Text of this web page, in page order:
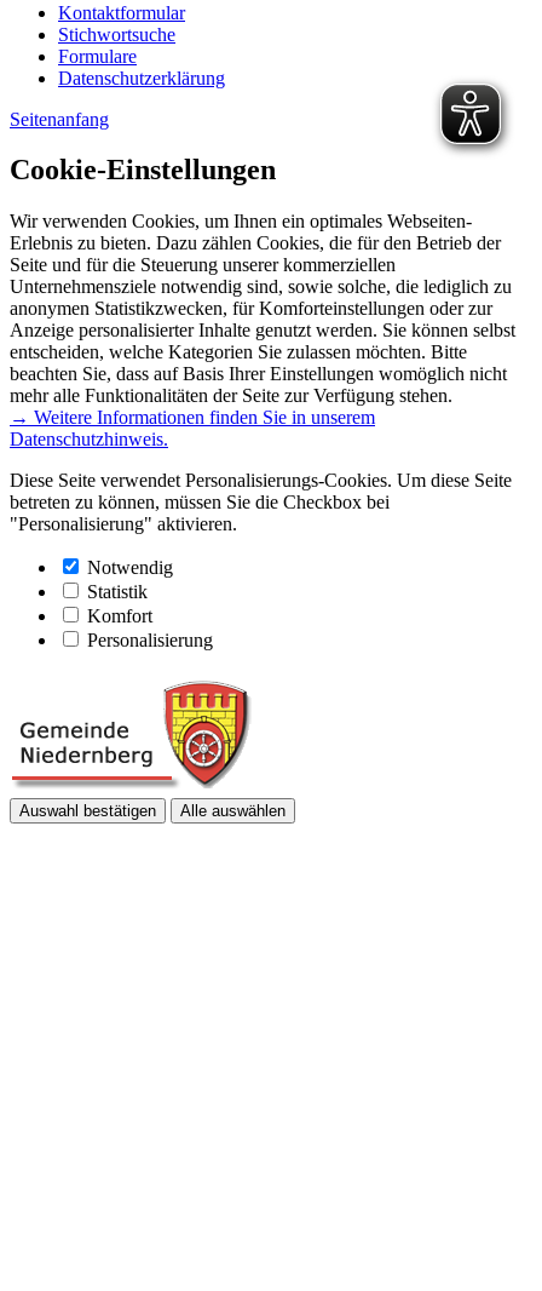
Kontaktformular
Stichwortsuche
Formulare
Datenschutzerklärung
Seitenanfang
Cookie-Einstellungen
Wir verwenden Cookies, um Ihnen ein optimales Webseiten-
Erlebnis zu bieten. Dazu zählen Cookies, die für den Betrieb der
Seite und für die Steuerung unserer kommerziellen
Unternehmensziele notwendig sind, sowie solche, die lediglich zu
anonymen Statistikzwecken, für Komforteinstellungen oder zur
Anzeige personalisierter Inhalte genutzt werden. Sie können selbst
entscheiden, welche Kategorien Sie zulassen möchten. Bitte
beachten Sie, dass auf Basis Ihrer Einstellungen womöglich nicht
mehr alle Funktionalitäten der Seite zur Verfügung stehen.
→ Weitere Informationen finden Sie in unserem
Datenschutzhinweis.
Diese Seite verwendet Personalisierungs-Cookies. Um diese Seite
betreten zu können, müssen Sie die Checkbox bei
"Personalisierung" aktivieren.
Notwendig
Statistik
Komfort
Personalisierung
Auswahl bestätigen Alle auswählen